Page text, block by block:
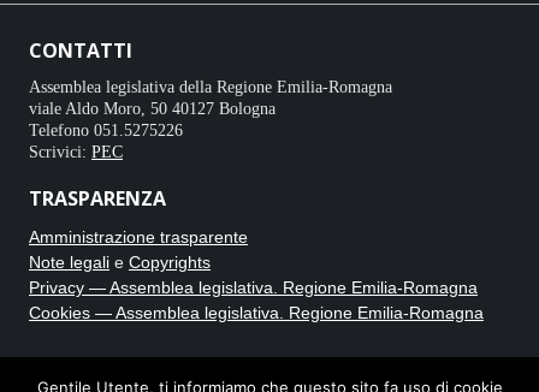
CONTATTI
Assemblea legislativa della Regione Emilia-Romagna
viale Aldo Moro, 50 40127 Bologna
Telefono 051.5275226
Scrivici: PEC
TRASPARENZA
Amministrazione trasparente
Note legali e Copyrights
Privacy — Assemblea legislativa. Regione Emilia-Romagna
Cookies — Assemblea legislativa. Regione Emilia-Romagna
CRONACA BIANCA
Gentile Utente, ti informiamo che questo sito fa uso di cookie